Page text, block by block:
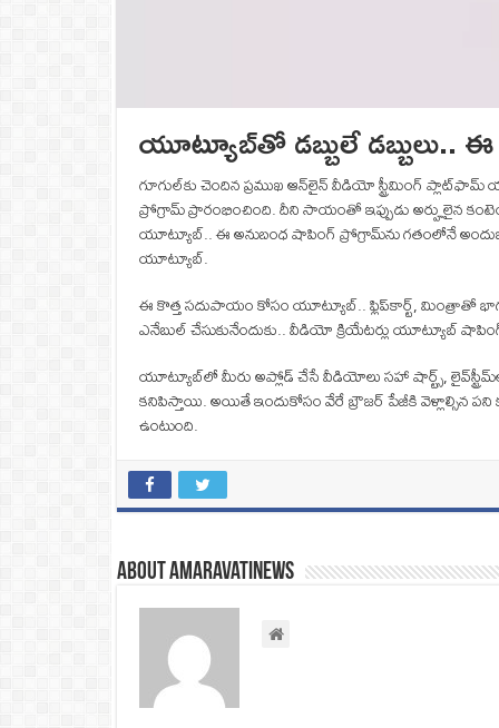
యూట్యూబ్‌తో డబ్బులే
గూగుల్‌కు చెందిన ప్రముఖ ఆన్‌లైన్ వీడియో స్ట్రీమింగ్ ప్లాట్‌ఫామ్
ప్రోగ్రామ్ ప్రారంభించింది. దీని సాయంతో ఇప్పుడు అర్హులైన
యూట్యూబ్.. ఈ అనుబంధ షాపింగ్ ప్రోగ్రామ్‌ను గతంలోనే
యూట్యూబ్.
ఈ కొత్త సదుపాయం కోసం యూట్యూబ్.. ఫ్లిప్‌కార్ట్, మింత్రాతో
ఎనేబుల్ చేసుకునేందుకు.. వీడియో క్రియేటర్లు యూట్యూబ్
యూట్యూబ్‌లో మీరు అప్లోడ్ చేసే వీడియోలు సహా షార్ట్స్, లైవ్‌స్ట్రీమ్‌లో
కనిపిస్తాయి. అయితే ఇందుకోసం వేరే బ్రౌజర్ పేజీకి వెళ్లాల్సిన పని
ఉంటుంది.
About amaravatinews